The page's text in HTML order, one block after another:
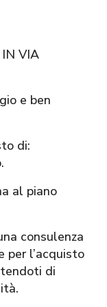
IN VIA
e ben
di:
al piano
consulenza
per l’acquisto
di